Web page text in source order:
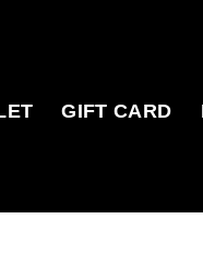
GIFT CARD